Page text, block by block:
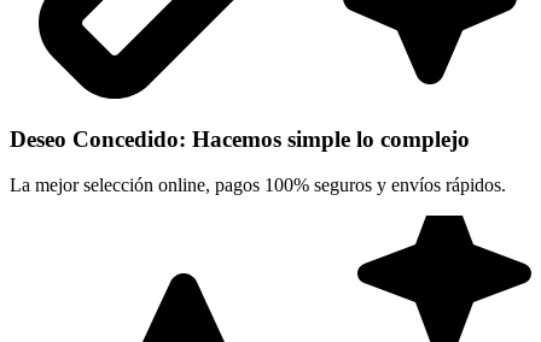
Deseo Concedido: Hacemos simple lo complejo
La mejor selección online, pagos 100% seguros y envíos rápidos.